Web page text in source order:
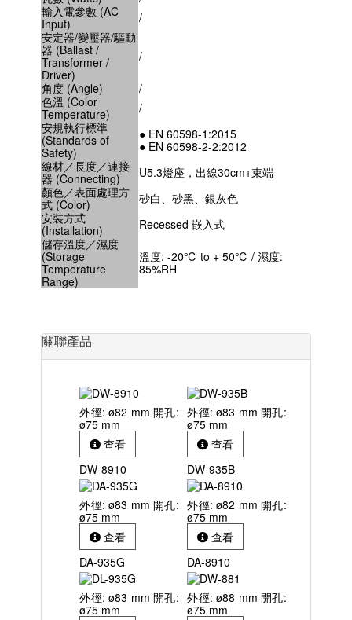
輸入電參數 (AC
Input)
/
安定器/變壓器/驅動
器 (Ballast /
Transformer /
Driver)
/
角度 (Angle)
/
色溫 (Color
Temperature)
/
安規執行標準
(Standards of
Safety)
● EN 60598-1:2015
● EN 60598-2-2:2012
線材／長度／連接
器 (Connecting)
U5.3燈座，出線30cm+束端
顏色／表面處理方
式 (Color)
砂白、砂黑、銀灰色
安裝方式
(Installation)
Recessed 嵌入式
儲存溫度／濕度
(Storage
Temperature
Range)
溫度: -20℃ to + 50℃ / 濕度:
85%RH
關聯產品
外徑: ø82 mm 開孔:
ø75 mm
查看
DW-8910
外徑: ø83 mm 開孔:
ø75 mm
查看
DW-935B
外徑: ø83 mm 開孔:
ø75 mm
查看
DA-935G
外徑: ø82 mm 開孔:
ø75 mm
查看
DA-8910
外徑: ø83 mm 開孔:
ø75 mm
外徑: ø88 mm 開孔:
ø75 mm